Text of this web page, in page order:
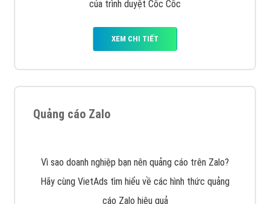
Cốc Cốc là trình duyệt web trực tuyến hiệu quả, hãy
cùng VietAds tìm hiểu về các hình thức quảng cáo
của trình duyệt Cốc Cốc